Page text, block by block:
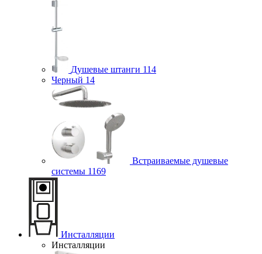
Душевые штанги 114
Черный 14
Встраиваемые душевые
системы 1169
Инсталляции
Инсталляции